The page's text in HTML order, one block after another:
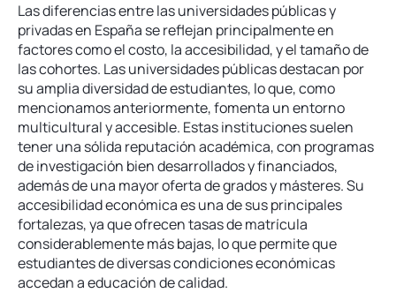
Las diferencias entre las universidades públicas y
privadas en España se reflejan principalmente en
factores como el costo, la accesibilidad, y el tamaño de
las cohortes. Las universidades públicas destacan por
su amplia diversidad de estudiantes, lo que, como
mencionamos anteriormente, fomenta un entorno
multicultural y accesible. Estas instituciones suelen
tener una sólida reputación académica, con programas
de investigación bien desarrollados y financiados,
además de una mayor oferta de grados y másteres. Su
accesibilidad económica es una de sus principales
fortalezas, ya que ofrecen tasas de matrícula
considerablemente más bajas, lo que permite que
estudiantes de diversas condiciones económicas
accedan a educación de calidad.